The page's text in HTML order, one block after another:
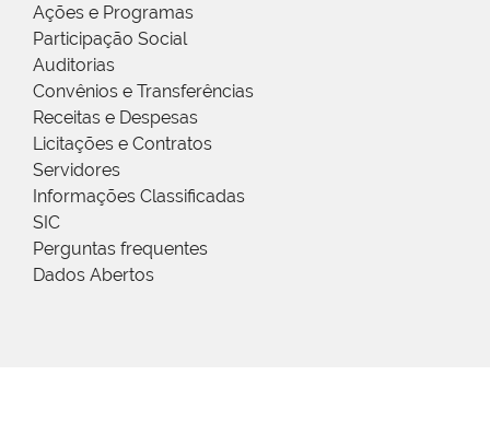
Ações e Programas
Participação Social
Auditorias
Convênios e Transferências
Receitas e Despesas
Licitações e Contratos
Servidores
Informações Classificadas
SIC
Perguntas frequentes
Dados Abertos